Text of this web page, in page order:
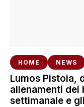
HOME NEWS
Lumos Pistoia,
allenamenti
settimanale e